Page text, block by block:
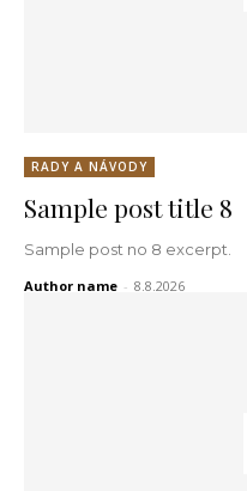
RADY A NÁVODY
Sample post title 8
Sample post no 8 excerpt.
Author name - 8.8.2026